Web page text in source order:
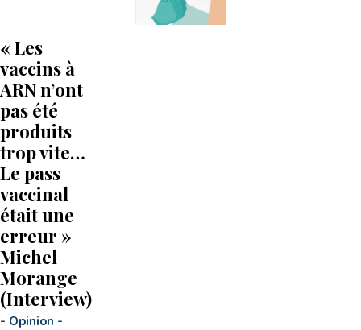
« Les
vaccins à
ARN n’ont
pas été
produits
trop vite…
Le pass
vaccinal
était une
erreur »
Michel
Morange
(Interview)
- Opinion -